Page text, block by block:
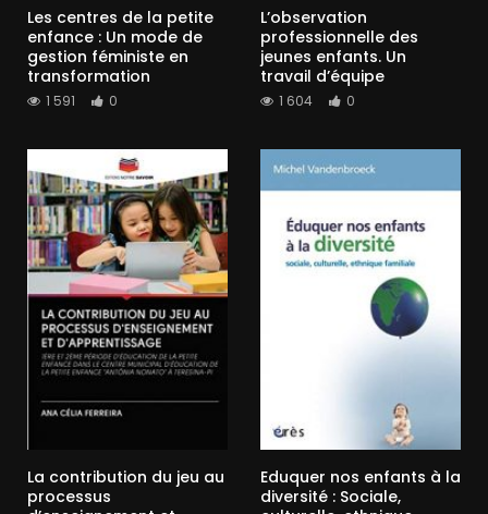
Les centres de la petite
enfance : Un mode de
gestion féministe en
transformation
1 591 0
L’observation
professionnelle des
jeunes enfants. Un
travail d’équipe
1 604 0
La contribution du jeu au
processus
Eduquer nos enfants à la
diversité : Sociale,